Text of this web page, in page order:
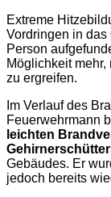
Extreme
Vordringen in
Person
Möglichkeit
zu ergreifen.
Im Verlauf des
Feuerwehrmann
leichten
Gebäudes. Er
jedoch bereits